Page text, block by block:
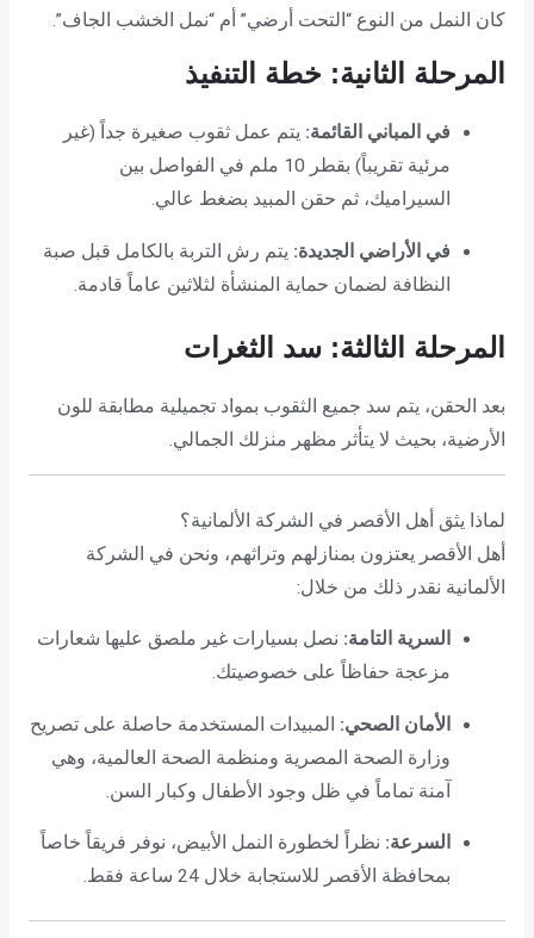
كان النمل من النوع “التحت أرضي” أم “نمل الخشب الجاف”.
المرحلة الثانية: خطة التنفيذ
في المباني القائمة: يتم عمل ثقوب صغيرة جداً (غير
مرئية تقريباً) بقطر 10 ملم في الفواصل بين
السيراميك، ثم حقن المبيد بضغط عالي.
في الأراضي الجديدة: يتم رش التربة بالكامل قبل صبة
النظافة لضمان حماية المنشأة لثلاثين عاماً قادمة.
المرحلة الثالثة: سد الثغرات
بعد الحقن، يتم سد جميع الثقوب بمواد تجميلية مطابقة للون
الأرضية، بحيث لا يتأثر مظهر منزلك الجمالي.
لماذا يثق أهل الأقصر في الشركة الألمانية؟
أهل الأقصر يعتزون بمنازلهم وتراثهم، ونحن في الشركة
الألمانية نقدر ذلك من خلال:
السرية التامة: نصل بسيارات غير ملصق عليها شعارات
مزعجة حفاظاً على خصوصيتك.
الأمان الصحي: المبيدات المستخدمة حاصلة على تصريح
وزارة الصحة المصرية ومنظمة الصحة العالمية، وهي
آمنة تماماً في ظل وجود الأطفال وكبار السن.
السرعة: نظراً لخطورة النمل الأبيض، نوفر فريقاً خاصاً
بمحافظة الأقصر للاستجابة خلال 24 ساعة فقط.